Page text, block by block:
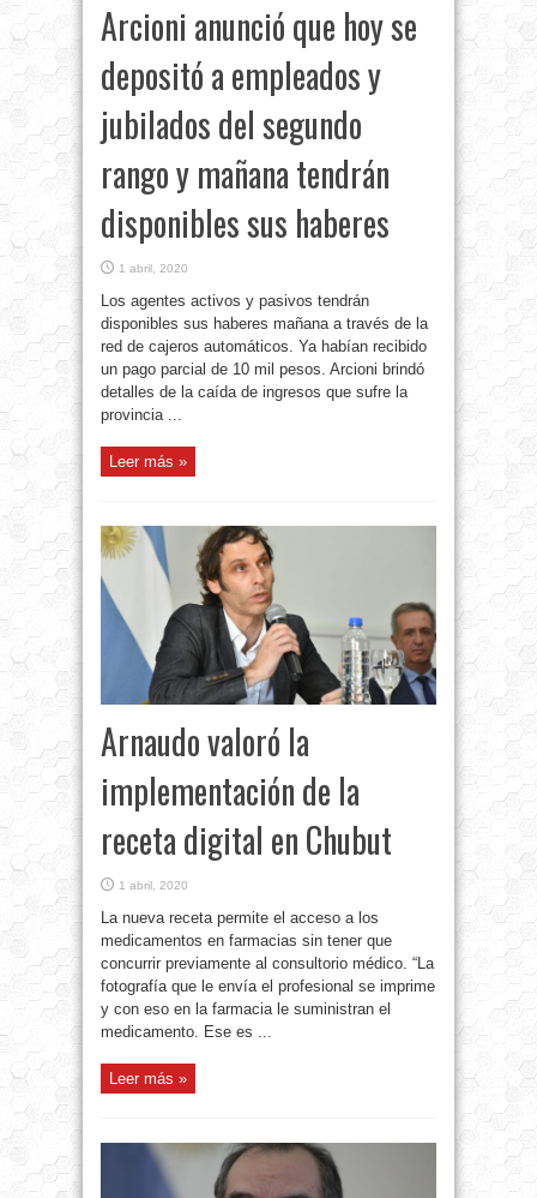
Arcioni anunció que hoy se
depositó a empleados y
jubilados del segundo
rango y mañana tendrán
disponibles sus haberes
1 abril, 2020
Los agentes activos y pasivos tendrán
disponibles sus haberes mañana a través de la
red de cajeros automáticos. Ya habían recibido
un pago parcial de 10 mil pesos. Arcioni brindó
detalles de la caída de ingresos que sufre la
provincia ...
Leer más »
Arnaudo valoró la
implementación de la
receta digital en Chubut
1 abril, 2020
La nueva receta permite el acceso a los
medicamentos en farmacias sin tener que
concurrir previamente al consultorio médico. “La
fotografía que le envía el profesional se imprime
y con eso en la farmacia le suministran el
medicamento. Ese es ...
Leer más »